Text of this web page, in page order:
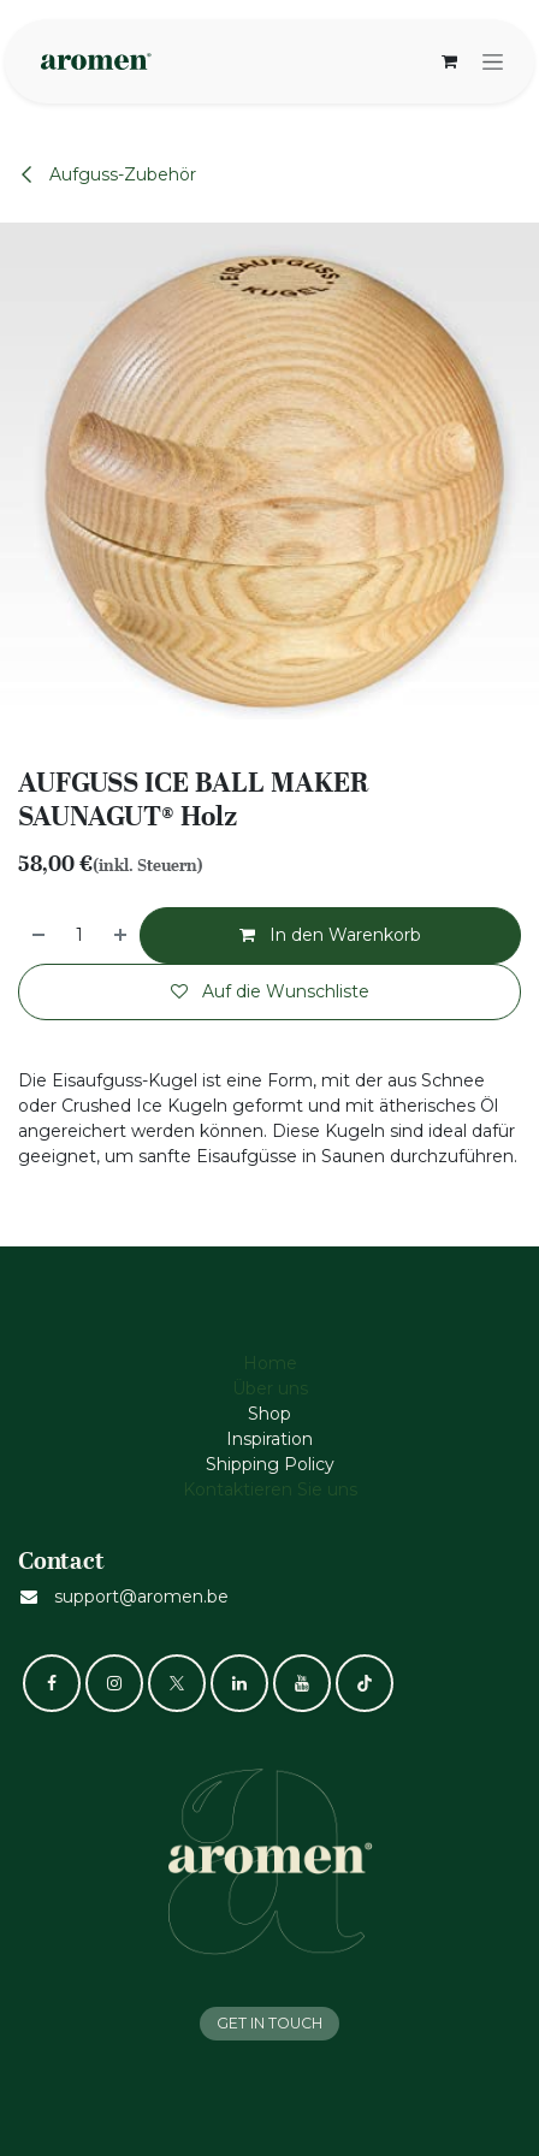
Aufguss-Zubehör
AUFGUSS ICE BALL MAKER
SAUNAGUT® Holz
58,00€(inkl. Steuern)
In den Warenkorb
Auf die Wunschliste
Die Eisaufguss-Kugel ist eine Form, mit der aus Schnee
oder Crushed Ice Kugeln geformt und mit ätherisches Öl
angereichert werden können. Diese Kugeln sind ideal dafür
geeignet, um sanfte Eisaufgüsse in Saunen durchzuführen.
Home
Über uns
Shop
Inspiration
Shipping Policy
Kontaktieren Sie uns
Contact
support@aromen.be
GET IN TOUCH